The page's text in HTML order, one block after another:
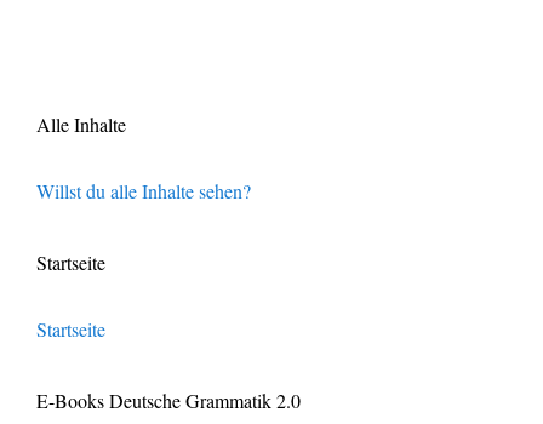
Alle Inhalte
Willst du alle Inhalte sehen?
Startseite
Startseite
E-Books Deutsche Grammatik 2.0